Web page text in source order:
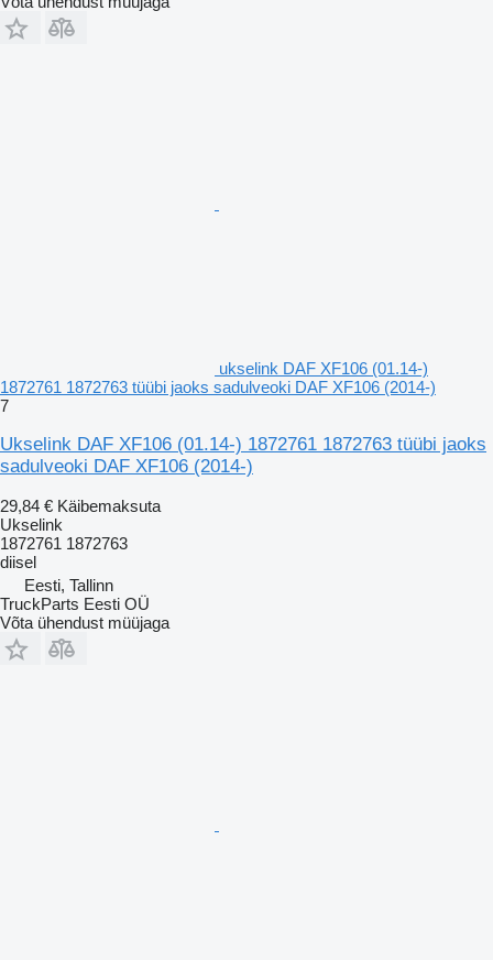
ukselink DAF XF106 (01.14-)
1872761 1872763 tüübi jaoks sadulveoki DAF XF106 (2014-)
7
Ukselink DAF XF106 (01.14-) 1872761 1872763 tüübi jaoks
sadulveoki DAF XF106 (2014-)
29,84 € Käibemaksuta
Ukselink
1872761 1872763
diisel
Eesti, Tallinn
TruckParts Eesti OÜ
Võta ühendust müüjaga